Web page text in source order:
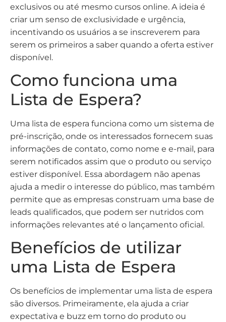
exclusivos ou até mesmo cursos online. A ideia é
criar um senso de exclusividade e urgência,
incentivando os usuários a se inscreverem para
serem os primeiros a saber quando a oferta estiver
disponível.
Como funciona uma
Lista de Espera?
Uma lista de espera funciona como um sistema de
pré-inscrição, onde os interessados fornecem suas
informações de contato, como nome e e-mail, para
serem notificados assim que o produto ou serviço
estiver disponível. Essa abordagem não apenas
ajuda a medir o interesse do público, mas também
permite que as empresas construam uma base de
leads qualificados, que podem ser nutridos com
informações relevantes até o lançamento oficial.
Benefícios de utilizar
uma Lista de Espera
Os benefícios de implementar uma lista de espera
são diversos. Primeiramente, ela ajuda a criar
expectativa e buzz em torno do produto ou